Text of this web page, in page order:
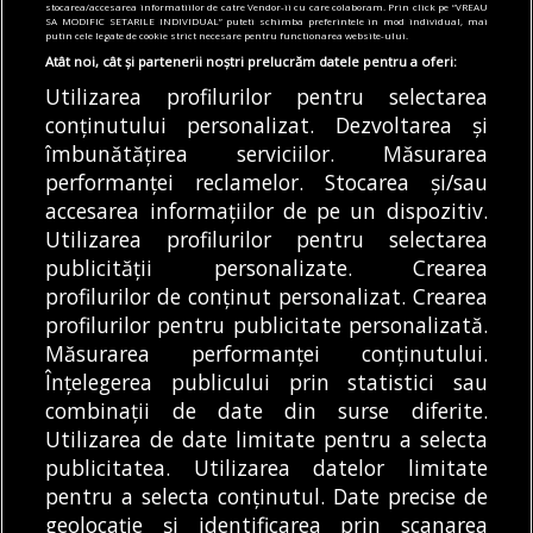
valorează tichetul social
05/08/2026
Articole Știri
Noi întreruperi de curent în București, Ilfov
și Giurgiu. Rețele Electrice Muntenia
transmite lista actualizată a străzilor
afectate
MODIFICĂ SETĂRILE COOKIES
© Copyright 2025 - Buletin de București.
Găzduit dePresslabs.com. Powered by TRS Design.
Despre
Noi
Media
Kit
Politică De
Confidențialitate
Cookie
Policy (EU)
Cookie
Policy
stocarea/accesarea informatiilor de catre Vendor-ii cu care colaboram. Prin click pe “VREAU
SA MODIFIC SETARILE INDIVIDUAL” puteti schimba preferintele in mod individual, mai
putin cele legate de cookie strict necesare pentru functionarea website-ului.
Atât noi, cât și partenerii noștri prelucrăm datele pentru a oferi:
Utilizarea profilurilor pentru selectarea
conținutului personalizat. Dezvoltarea și
îmbunătățirea serviciilor. Măsurarea
performanței reclamelor. Stocarea și/sau
accesarea informațiilor de pe un dispozitiv.
Utilizarea profilurilor pentru selectarea
publicității personalizate. Crearea
profilurilor de conținut personalizat. Crearea
profilurilor pentru publicitate personalizată.
Măsurarea performanței conținutului.
Înțelegerea publicului prin statistici sau
combinații de date din surse diferite.
Utilizarea de date limitate pentru a selecta
publicitatea. Utilizarea datelor limitate
pentru a selecta conținutul. Date precise de
geolocație și identificarea prin scanarea